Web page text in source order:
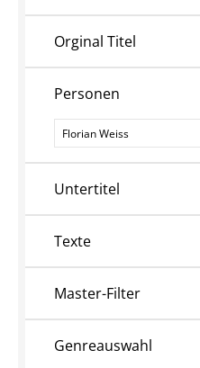
Orginal Titel
Personen
Personen
Untertitel
Texte
Master-Filter
Genreauswahl